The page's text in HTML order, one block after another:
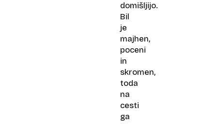
domišljijo.
Bil
je
majhen,
poceni
in
skromen,
toda
na
cesti
ga